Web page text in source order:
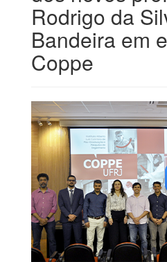
Rodrigo da
Bandeira em
Coppe